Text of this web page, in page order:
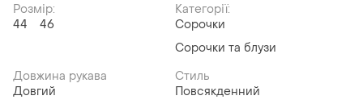
Розмір:
44
46
Категорії:
Сорочки
Сорочки та блузи
Довжина рукава
Довгий
Стиль
Повсякденний